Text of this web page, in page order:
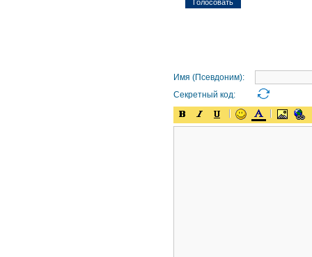
Имя (Псевдоним):
Секретный код: